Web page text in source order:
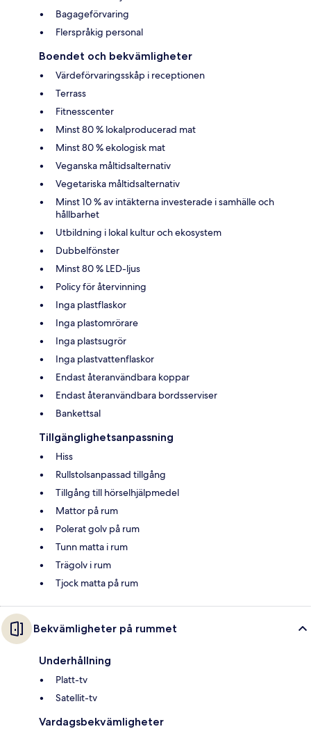
Bagageförvaring
Flerspråkig personal
Boendet och bekvämligheter
Värdeförvaringsskåp i receptionen
Terrass
Fitnesscenter
Minst 80 % lokalproducerad mat
Minst 80 % ekologisk mat
Veganska måltidsalternativ
Vegetariska måltidsalternativ
Minst 10 % av intäkterna investerade i samhälle och
hållbarhet
Utbildning i lokal kultur och ekosystem
Dubbelfönster
Minst 80 % LED-ljus
Policy för återvinning
Inga plastflaskor
Inga plastomrörare
Inga plastsugrör
Inga plastvattenflaskor
Endast återanvändbara koppar
Endast återanvändbara bordsserviser
Bankettsal
Tillgänglighetsanpassning
Hiss
Rullstolsanpassad tillgång
Tillgång till hörselhjälpmedel
Mattor på rum
Polerat golv på rum
Tunn matta i rum
Trägolv i rum
Tjock matta på rum
Bekvämligheter på rummet
Underhållning
Platt-tv
Satellit-tv
Vardagsbekvämligheter